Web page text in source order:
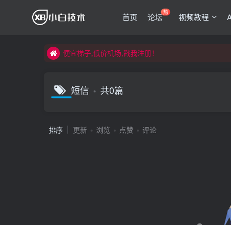
首页 论坛热 视频教程
便宜梯子,低价机场,戳我注册！
便宜梯子,低价机场,戳我注册！
短信 共0篇
排序 更新 浏览 点赞 评论